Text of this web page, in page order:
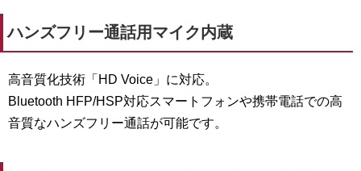
ハンズフリー通話用マイク内蔵
高音質化技術「HD Voice」に対応。
Bluetooth HFP/HSP対応スマートフォンや携帯電話での高
音質なハンズフリー通話が可能です。